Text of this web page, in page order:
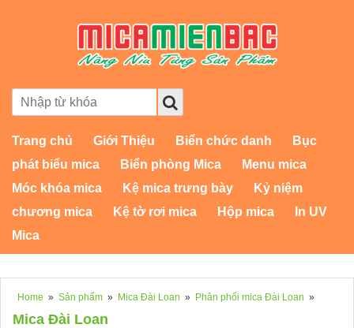
Trang chủ Giới Thiệu Biển chức danh
Bục
phát biểu mica
Biển phòng Mica
Menu mica
Móc khóa mica
Kệ mica trưng bày
Kỷ niệm
chương mica
Kệ tờ rơi mica Hộp mica
In UV
Mica
Home » Sản phẩm » Mica Đài Loan » Phân phối mica Đài Loan »
Mica Đài Loan